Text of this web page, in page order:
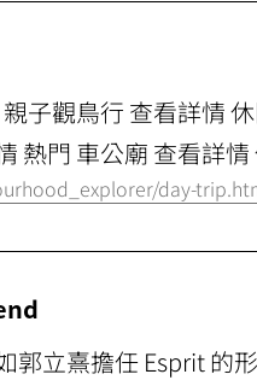
子觀鳥行 查看詳情
熱門 車公廟 查看詳情
day-
立熹擔任 Esprit 的